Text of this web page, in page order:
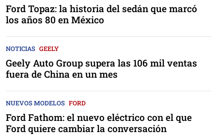
Ford Topaz: la historia del sedán que marcó
los años 80 en México
NOTICIAS GEELY
Geely Auto Group supera las 106 mil ventas
fuera de China en un mes
NUEVOS MODELOS FORD
Ford Fathom: el nuevo eléctrico con el que
Ford quiere cambiar la conversación